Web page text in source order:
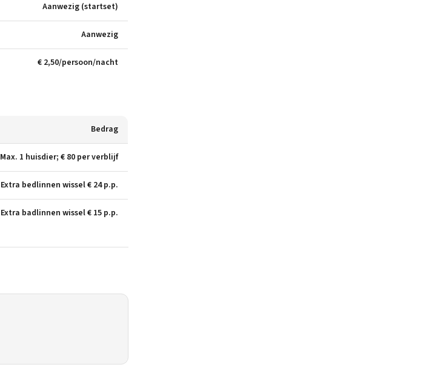
Aanwezig (startset)
Aanwezig
€ 2,50/persoon/nacht
Bedrag
Max. 1 huisdier; € 80 per verblijf
Extra bedlinnen wissel € 24 p.p.
Extra badlinnen wissel € 15 p.p.